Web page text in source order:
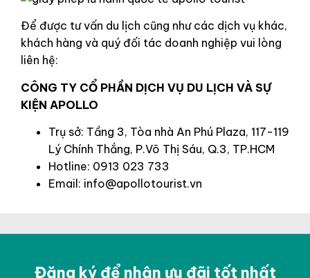
Để được tư vấn du lịch cũng như các dịch vụ khác,
khách hàng và quý đối tác doanh nghiệp vui lòng
liên hệ:
CÔNG TY CỔ PHẦN DỊCH VỤ DU LỊCH VÀ SỰ
KIỆN APOLLO
Trụ sở: Tầng 3, Tòa nhà An Phú Plaza, 117-119
Lý Chính Thắng, P.Võ Thị Sáu, Q.3, TP.HCM
Hotline: 0913 023 733
Email: info@apollotourist.vn
Đăng ký để nhận ưu đãi tốt nhất